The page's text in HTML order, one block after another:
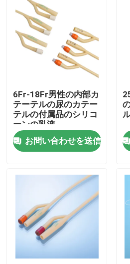
製品
企業情報
品質管理
お問い合わせ
医学のシリコーン ゴム
医学のゴム製 ストッパー
ゴム製 スポイトのプランジ
6Fr-18Fr男性の内部カ
テーテルの尿のカテー
テルの付属品のシリコ
ーンの乳液
お問い合わせを送信